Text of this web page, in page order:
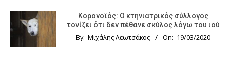
Κορονοϊός: Ο κτηνιατρικός σύλλογος
τονίζει ότι δεν πέθανε σκύλος λόγω του ιού
By: Μιχάλης Λεωτσάκος On: 19/03/2020